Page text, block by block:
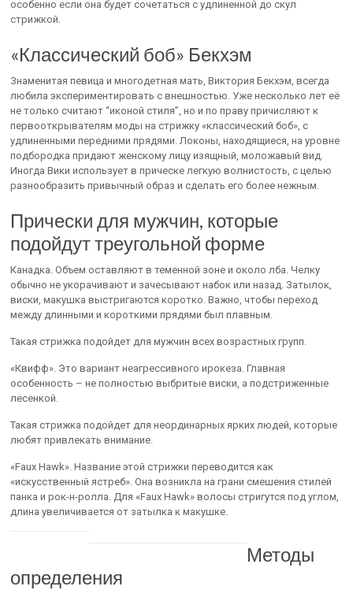
особенно если она будет сочетаться с удлиненной до скул
стрижкой.
«Классический боб» Бекхэм
Знаменитая певица и многодетная мать, Виктория Бекхэм, всегда
любила экспериментировать с внешностью. Уже несколько лет её
не только считают “иконой стиля”, но и по праву причисляют к
первооткрывателям моды на стрижку «классический боб», с
удлиненными передними прядями. Локоны, находящиеся, на уровне
подбородка придают женскому лицу изящный, моложавый вид.
Иногда Вики использует в прическе легкую волнистость, с целью
разнообразить привычный образ и сделать его более нежным.
Прически для мужчин, которые
подойдут треугольной форме
Канадка. Объем оставляют в теменной зоне и около лба. Челку
обычно не укорачивают и зачесывают набок или назад. Затылок,
виски, макушка выстригаются коротко. Важно, чтобы переход
между длинными и короткими прядями был плавным.
Такая стрижка подойдет для мужчин всех возрастных групп.
«Квифф». Это вариант неагрессивного ирокеза. Главная
особенность – не полностью выбритые виски, а подстриженные
лесенкой.
Такая стрижка подойдет для неординарных ярких людей, которые
любят привлекать внимание.
«Faux Hawk». Название этой стрижки переводится как
«искусственный ястреб». Она возникла на грани смешения стилей
панка и рок-н-ролла. Для «Faux Hawk» волосы стригутся под углом,
длина увеличивается от затылка к макушке.
Методы
определения